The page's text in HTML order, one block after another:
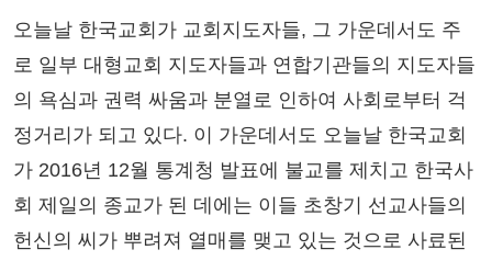
오늘날 한국교회가 교회지도자들, 그 가운데서도 주
로 일부 대형교회 지도자들과 연합기관들의 지도자들
의 욕심과 권력 싸움과 분열로 인하여 사회로부터 걱
정거리가 되고 있다. 이 가운데서도 오늘날 한국교회
가 2016년 12월 통계청 발표에 불교를 제치고 한국사
회 제일의 종교가 된 데에는 이들 초창기 선교사들의
헌신의 씨가 뿌려져 열매를 맺고 있는 것으로 사료된